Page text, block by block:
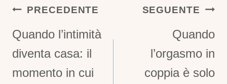
Navigazione
Articoli
PRECEDENTE
Quando l’intimità
diventa casa: il
momento in cui
SEGUENTE
Quando
l’orgasmo in
coppia è solo